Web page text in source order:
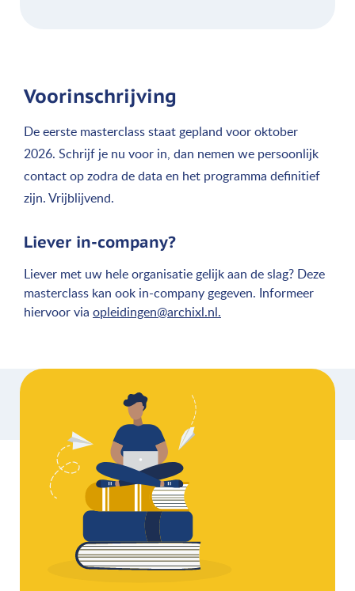
Voorinschrijving
De eerste masterclass staat gepland voor oktober
2026. Schrijf je nu voor in, dan nemen we persoonlijk
contact op zodra de data en het programma definitief
zijn. Vrijblijvend.
Liever in-company?
Liever met uw hele organisatie gelijk aan de slag? Deze
masterclass kan ook in-company gegeven. Informeer
hiervoor via opleidingen@archixl.nl.